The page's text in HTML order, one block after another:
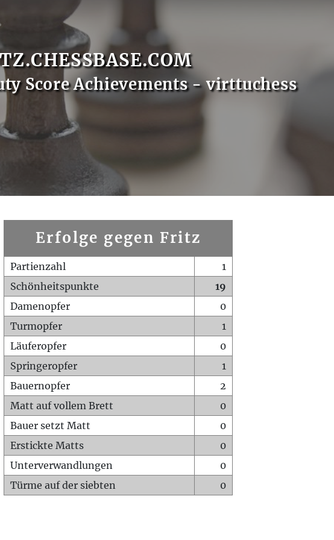
Score Achievements - virttuchess
Erfolge gegen Fritz
Partienzahl
1
Schönheitspunkte
19
Damenopfer
0
Turmopfer
1
Läuferopfer
0
Springeropfer
1
Bauernopfer
2
Matt auf vollem Brett
0
Bauer setzt Matt
0
Erstickte Matts
0
Unterverwandlungen
0
Türme auf der siebten
0